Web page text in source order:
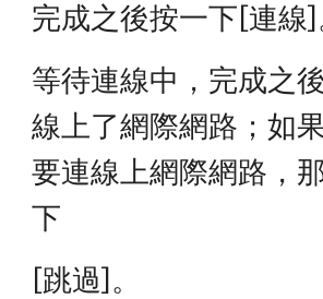
完成之後按一下[連線]
等待連線中，完成之
線上了網際網路；如
要連線上網際網路，
下
[跳過]。